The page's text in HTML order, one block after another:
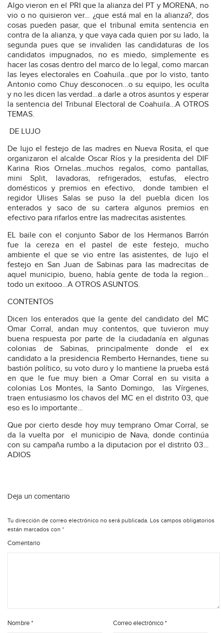
Algo vieron en el PRI que la alianza del PT y MORENA, no
vio o no quisieron ver… ¿que está mal en la alianza?, dos
cosas pueden pasar, que el tribunal emita sentencia en
contra de la alianza, y que vaya cada quien por su lado, la
segunda pues que se invaliden las candidaturas de los
candidatos impugnados, no es miedo, simplemente es
hacer las cosas dentro del marco de lo legal, como marcan
las leyes electorales en Coahuila…que por lo visto, tanto
Antonio como Chuy desconocen…o su equipo, les oculta
y no les dicen las verdad…a darle a otros asuntos y esperar
la sentencia del Tribunal Electoral de Coahuila…A OTROS
TEMAS.
DE LUJO
De lujo el festejo de las madres en Nueva Rosita, el que
organizaron el alcalde Oscar Ríos y la presidenta del DIF
Karina Rios Ornelas…muchos regalos, como pantallas,
mini Split, lavadoras, refrigerados, estufas, electro
domésticos y premios en efectivo,
donde tambien el
regidor Ulises Salas se puso la del puebla dicen los
enterados y saco de su cartera algunos premios en
efectivo para rifarlos entre las madrecitas asistentes.
EL baile con el conjunto Sabor de los Hermanos Barrón
fue la cereza en el pastel de este festejo, mucho
ambiente el que se vio entre las asistentes, de lujo el
festejo en San Juan de Sabinas para las madrecitas de
aquel municipio, bueno, había gente de toda la region…
todo un exitooo…A OTROS ASUNTOS.
CONTENTOS
Dicen los enterados que la gente del candidato del MC
Omar Corral, andan muy contentos, que tuvieron muy
buena respuesta por parte de la ciudadanía en algunas
colonias de Sabinas, principalmente donde el ex
candidato a la presidencia Remberto Hernandes, tiene su
bastión político, su voto duro y lo mantiene la prueba está
en que le fue muy bien a Omar Corral en su visita a
colonias Los Montes, la Santo Domingo,
las Vírgenes,
traen entusiasmo los chavos del MC en el distrito 03, que
eso es lo importante…
Que por cierto desde hoy muy temprano Omar Corral, se
da la vuelta por
el municipio de Nava, donde continúa
con su campaña rumbo a la diputacion por el distrito 03…
ADIOS
Deja un comentario
Tu dirección de correo electrónico no será publicada. Los campos obligatorios
están marcados con *
Comentario
Nombre* Correo electrónico*